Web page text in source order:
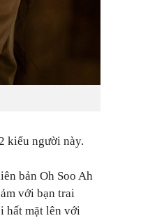
kiểu người này.
bản Oh Soo Ah
với bạn trai
hất mặt lên với